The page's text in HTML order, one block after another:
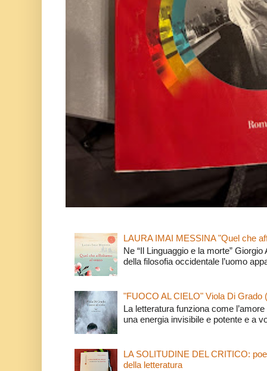
LAURA IMAI MESSINA "Quel che
Ne “Il Linguaggio e la morte”
della filosofia occidentale l’uomo
"FUOCO AL CIELO" Viola Di Grado
La letteratura funziona come
una energia invisibile e potente e a
LA SOLITUDINE DEL CRITICO:
della letteratura